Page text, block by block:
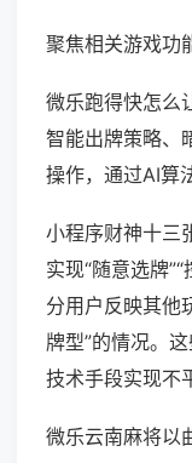
聚焦相关游戏功
微乐跑得快怎么
智能出牌策略、
操作，通过AI算
小程序财神十三
实现“随意选牌
分用户反映其他
牌型”的情况。
技术手段实现不
微乐云南麻将以